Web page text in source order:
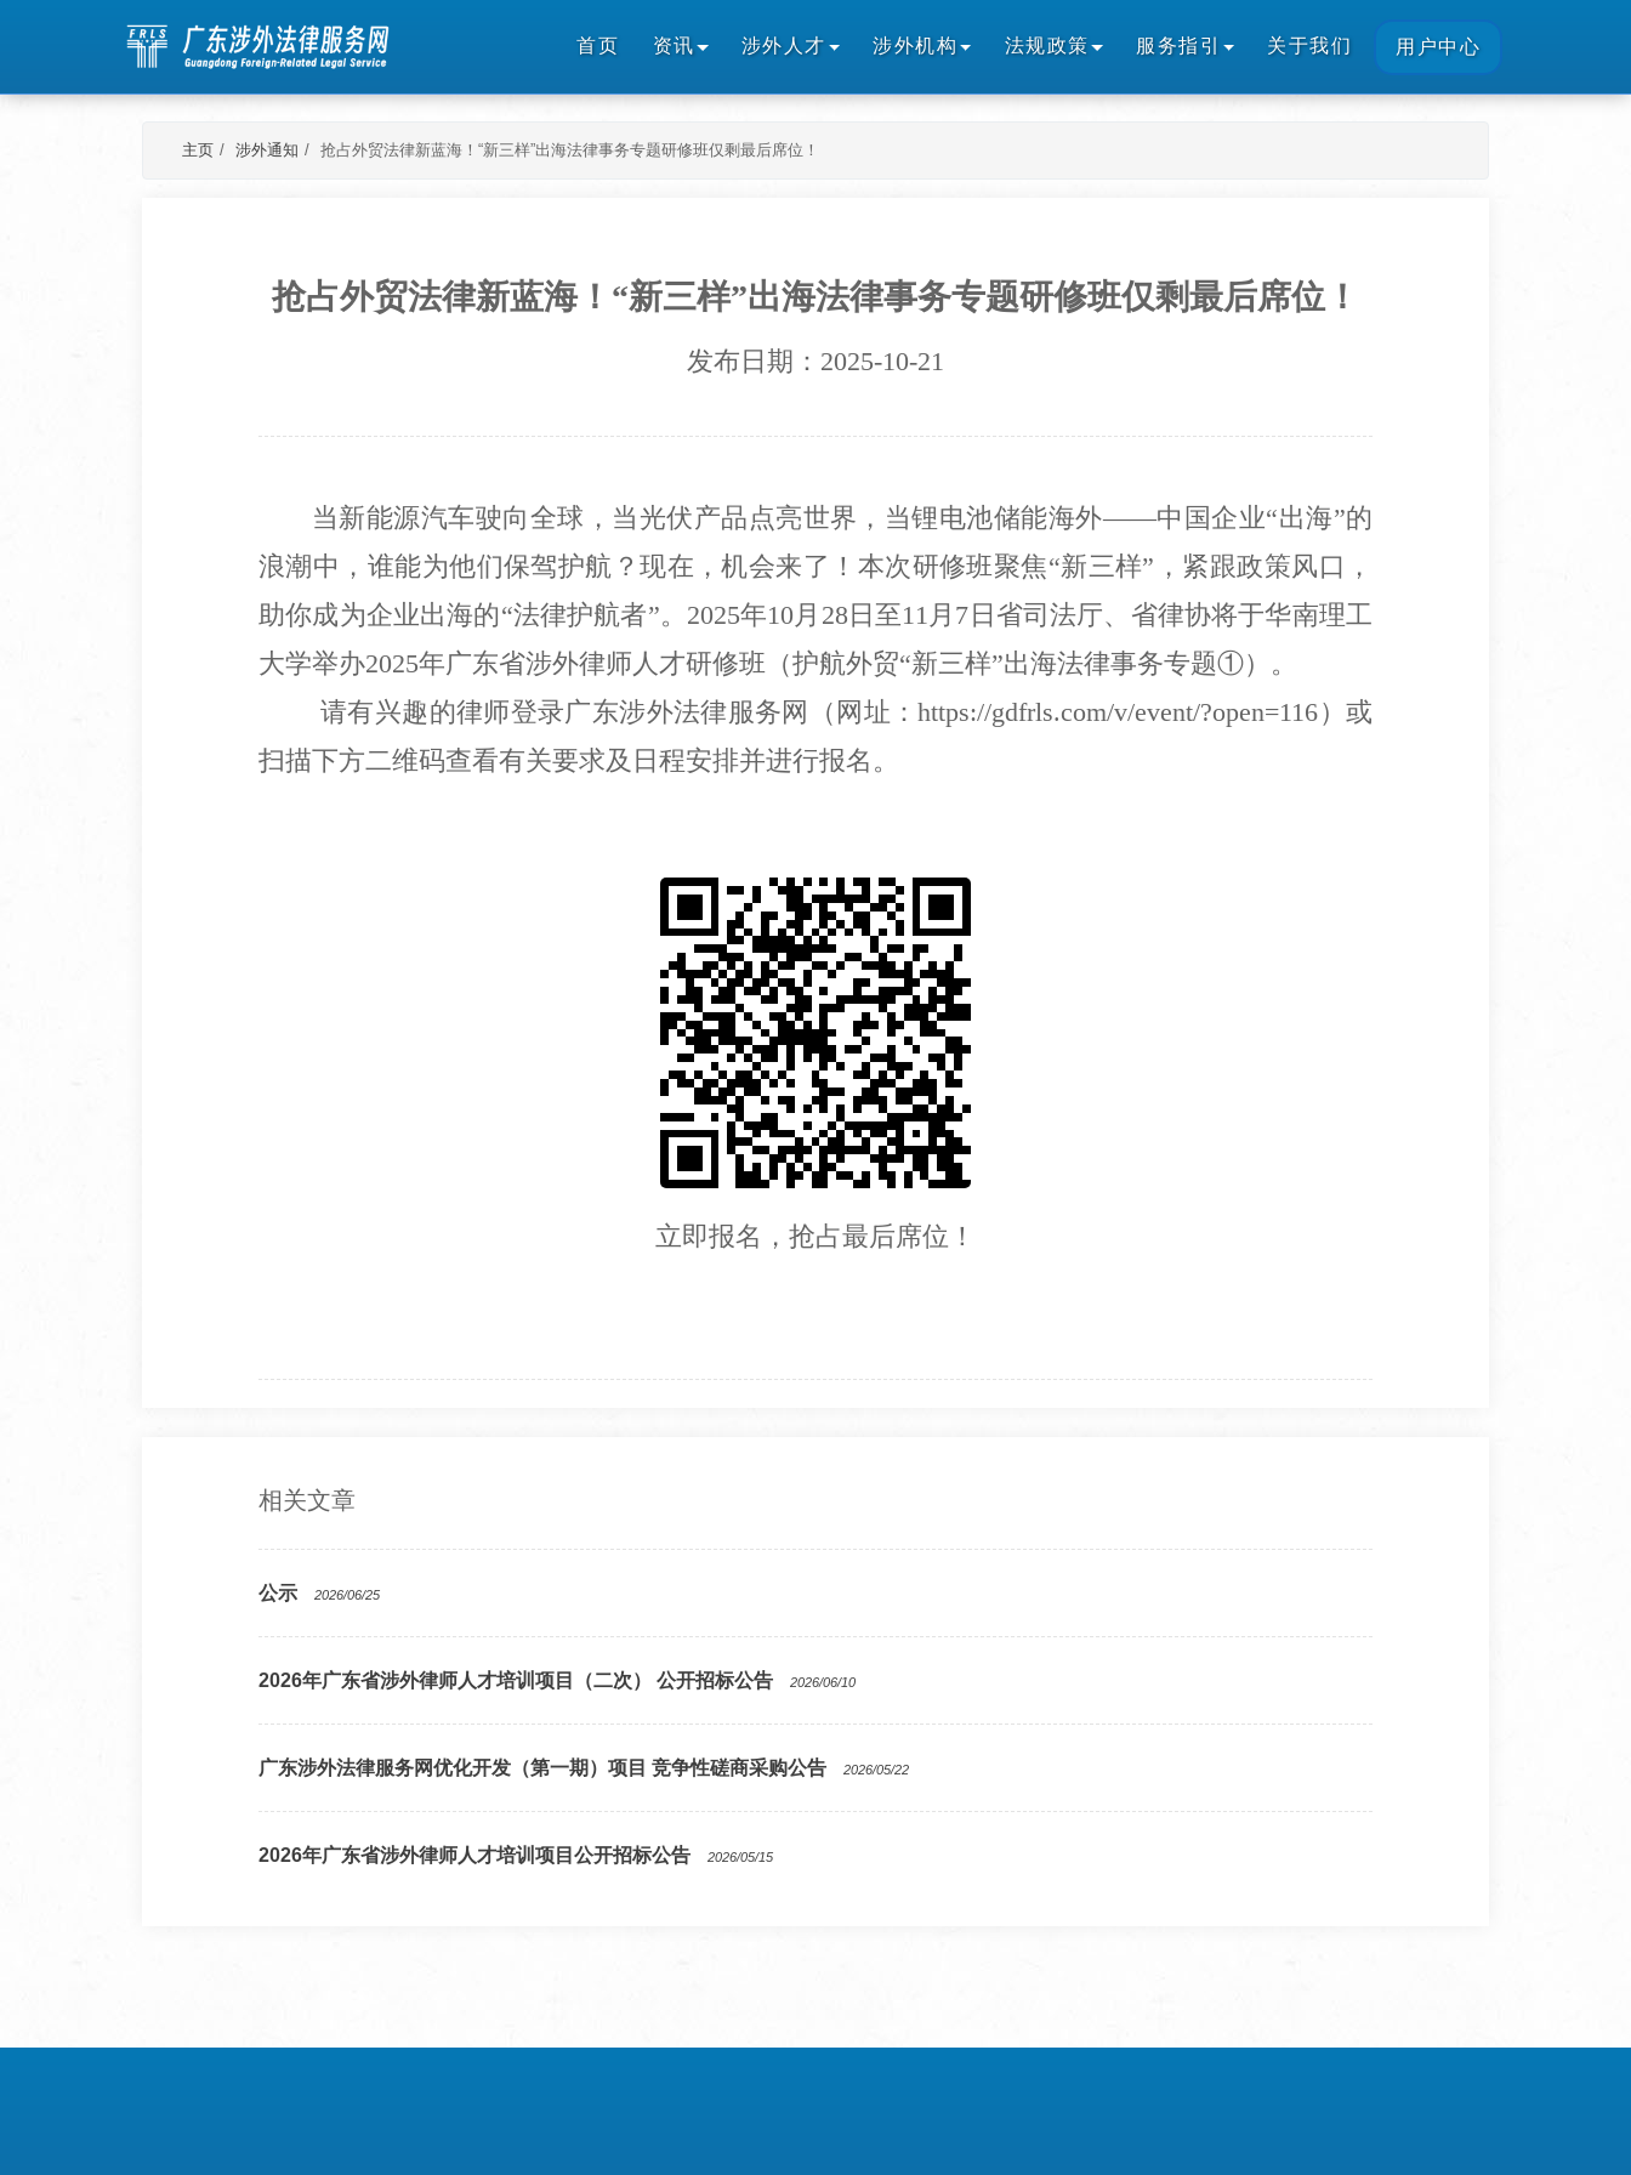
首页 资讯 涉外人才 涉外机构 法规政策 服务指引 关于我们 用户中心
主页 涉外通知 抢占外贸法律新蓝海！“新三样”出海法律事务专题研修班仅剩最后席位！
抢占外贸法律新蓝海！“新三样”出海法律事务专题研修班仅剩最后席位！
发布日期：2025-10-21
当新能源汽车驶向全球，当光伏产品点亮世界，当锂电池储能海外——中国企业“出海”的
浪潮中，谁能为他们保驾护航？现在，机会来了！本次研修班聚焦“新三样”，紧跟政策风口，
助你成为企业出海的“法律护航者”。2025年10月28日至11月7日省司法厅、省律协将于华南理工
大学举办2025年广东省涉外律师人才研修班（护航外贸“新三样”出海法律事务专题①）。
请有兴趣的律师登录广东涉外法律服务网 （ 网址 ：https://gdfrls.com/v/event/?open=116） 或
扫描下方二维码查看有关要求及日程安排并进行报名。
立即报名，抢占最后席位！
相关文章
公示 2026/06/25
2026年广东省涉外律师人才培训项目（二次） 公开招标公告 2026/06/10
广东涉外法律服务网优化开发（第一期）项目 竞争性磋商采购公告 2026/05/22
2026年广东省涉外律师人才培训项目公开招标公告 2026/05/15